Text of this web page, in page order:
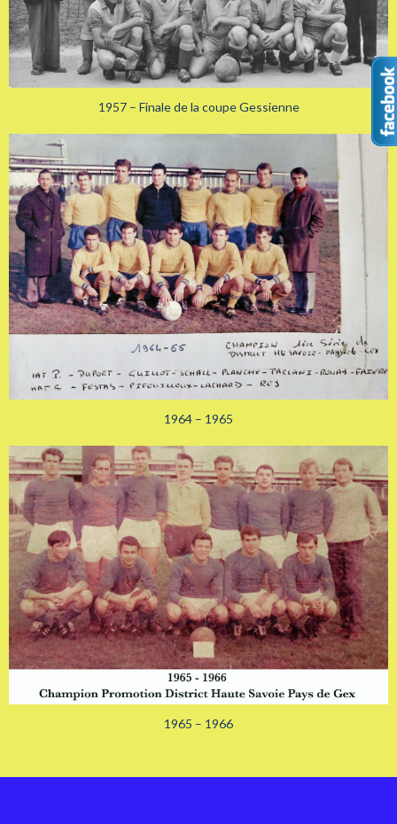
1957 – Finale de la coupe Gessienne
1964 – 1965
1965 – 1966